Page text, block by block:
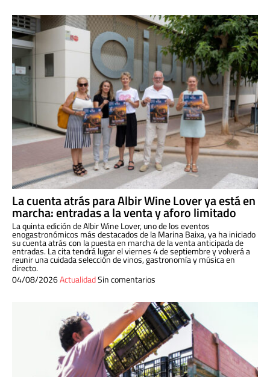
La cuenta atrás para Albir Wine Lover ya está en
marcha: entradas a la venta y aforo limitado
La quinta edición de Albir Wine Lover, uno de los eventos
enogastronómicos más destacados de la Marina Baixa, ya ha iniciado
su cuenta atrás con la puesta en marcha de la venta anticipada de
entradas. La cita tendrá lugar el viernes 4 de septiembre y volverá a
reunir una cuidada selección de vinos, gastronomía y música en
directo.
04/08/2026ActualidadSin comentarios